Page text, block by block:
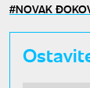
NOVAK